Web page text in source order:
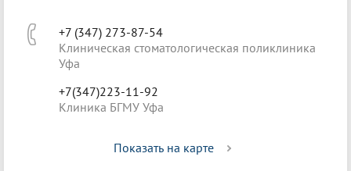
+7 (347) 273-87-54
Клиническая стоматологическая поликлиника
Уфа
+7(347)223-11-92
Клиника БГМУ Уфа
Показать на карте